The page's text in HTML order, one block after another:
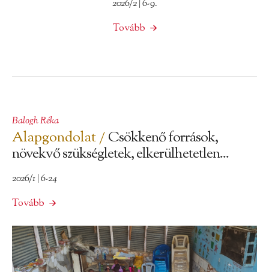
2026/2 | 6-9.
Tovább
Balogh Réka
Alapgondolat /Csökkenő források,
növekvő szükségletek, elkerülhetetlen...
2026/1 | 6-24
Tovább